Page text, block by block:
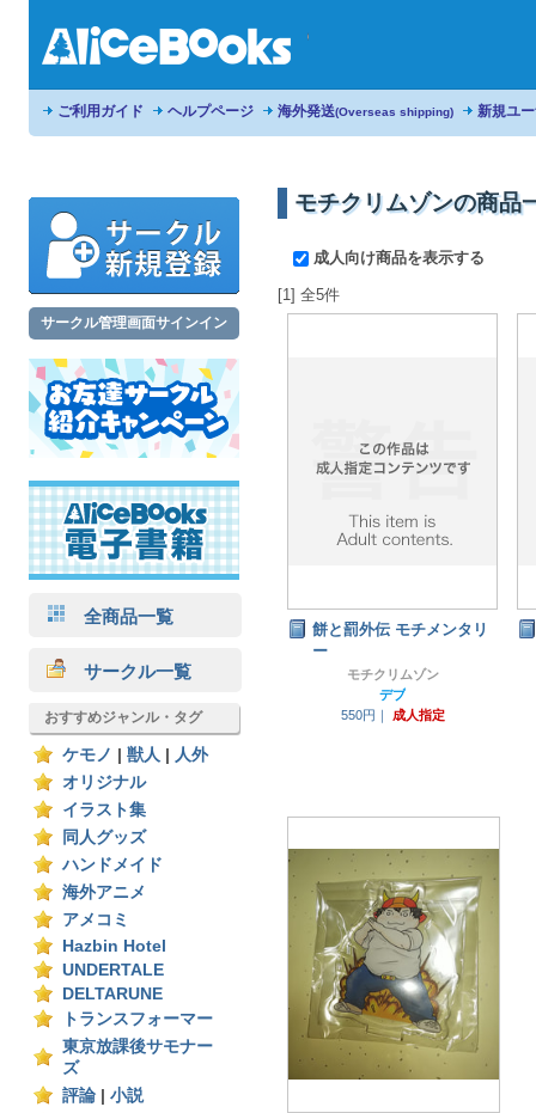
ご利用ガイド ヘルプページ 海外発送(Overseas shipping) 新規ユ
サークル管理画面サインイン
全商品一覧
サークル一覧
おすすめジャンル・タグ
ケモノ 獣人
人外
オリジナル
イラスト集
同人グッズ
ハンドメイド
海外アニメ
アメコミ
Hazbin Hotel
UNDERTALE
DELTARUNE
トランスフォーマー
東京放課後サモナー
ズ
評論
小説
モチクリムゾンの商品
成人向け商品を表示する
[1] 全5件
餅と罰外伝 モチメンタリ
ー
モチクリムゾン
デブ
550円｜
成人指定